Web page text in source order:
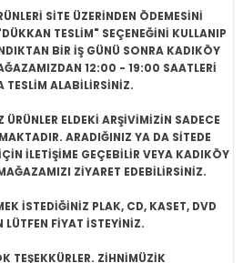
SİTE ÜZERİNDEN ÖDEMESİNİ
TESLİM" SEÇENEĞİNİ KULLANIP
BİR İŞ GÜNÜ SONRA KADIKÖY
12:00 - 19:00 SAATLERİ
TESLİM ALABİLİRSİNİZ.
ELDEKİ ARŞİVİMİZİN SADECE
ARADIĞINIZ YA DA SİTEDE
İLETİŞİME GEÇEBİLİR VEYA KADIKÖY
ZİYARET EDEBİLİRSİNİZ.
İSTEDİĞİNİZ PLAK, CD, KASET, DVD
LÜTFEN FİYAT İSTEYİNİZ.
TEŞEKKÜRLER. ZİHNİMÜZİK